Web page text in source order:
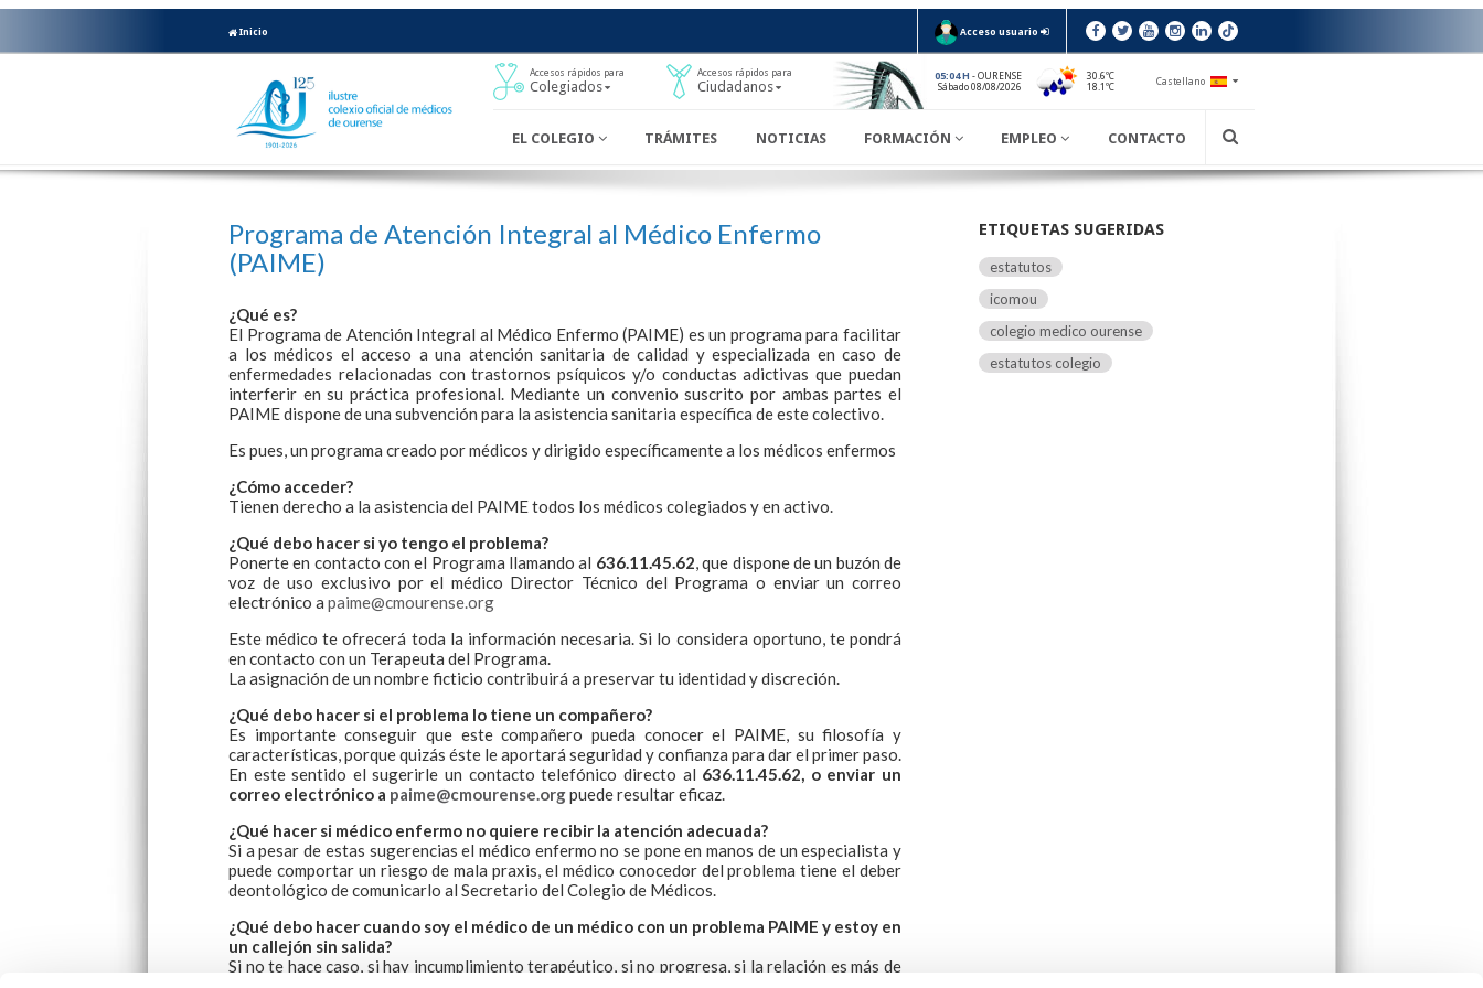
Inicio Acceso usuario
Accesos rápidos para
Colegiados
Accesos rápidos para
Ciudadanos
05:04 H - OURENSE
Sábado 08/08/2026
30.6ºC
18.1ºC
Castellano
EL COLEGIO TRÁMITES NOTICIAS FORMACIÓN EMPLEO CONTACTO
Programa de Atención Integral al Médico Enfermo
(PAIME)
¿Qué es?
El Programa de Atención Integral al Médico Enfermo (PAIME) es un programa para facilitar
a los médicos el acceso a una atención sanitaria de calidad y especializada en caso de
enfermedades relacionadas con trastornos psíquicos y/o conductas adictivas que puedan
interferir en su práctica profesional. Mediante un convenio suscrito por ambas partes el
PAIME dispone de una subvención para la asistencia sanitaria específica de este colectivo.
Es pues, un programa creado por médicos y dirigido específicamente a los médicos enfermos
¿Cómo acceder?
Tienen derecho a la asistencia del PAIME todos los médicos colegiados y en activo.
¿Qué debo hacer si yo tengo el problema?
Ponerte en contacto con el Programa llamando al 636.11.45.62, que dispone de un buzón de
voz de uso exclusivo por el médico Director Técnico del Programa o enviar un correo
electrónico a paime@cmourense.org
Este médico te ofrecerá toda la información necesaria. Si lo considera oportuno, te pondrá
en contacto con un Terapeuta del Programa.
La asignación de un nombre ficticio contribuirá a preservar tu identidad y discreción.
¿Qué debo hacer si el problema lo tiene un compañero?
Es importante conseguir que este compañero pueda conocer el PAIME, su filosofía y
características, porque quizás éste le aportará seguridad y confianza para dar el primer paso.
En este sentido el sugerirle un contacto telefónico directo al 636.11.45.62, o enviar un
correo electrónico a paime@cmourense.orgpuede resultar eficaz.
¿Qué hacer si médico enfermo no quiere recibir la atención adecuada?
Si a pesar de estas sugerencias el médico enfermo no se pone en manos de un especialista y
puede comportar un riesgo de mala praxis, el médico conocedor del problema tiene el deber
deontológico de comunicarlo al Secretario del Colegio de Médicos.
¿Qué debo hacer cuando soy el médico de un médico con un problema PAIME y estoy en
un callejón sin salida?
Si no te hace caso, si hay incumplimiento terapéutico, si no progresa, si la relación es más de
ETIQUETAS SUGERIDAS
estatutos
icomou
colegio medico ourense
estatutos colegio